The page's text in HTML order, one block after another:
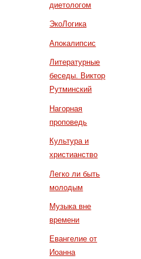
диетологом
ЭкоЛогика
Апокалипсис
Литературные
беседы. Виктор
Рутминский
Нагорная
проповедь
Культура и
христианство
Легко ли быть
молодым
Музыка вне
времени
Евангелие от
Иоанна